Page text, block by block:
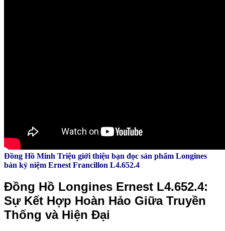
Đồng Hồ Minh Triệu giới thiệu bạn đọc sản phẩm Longines
bản kỷ niệm Ernest Francillon L4.652.4
Đồng Hồ Longines Ernest L4.652.4:
Sự Kết Hợp Hoàn Hảo Giữa Truyền
Thống và Hiện Đại